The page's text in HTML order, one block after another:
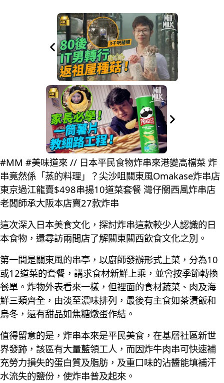
#MM #美味道來 // 日本平民食物炸串來港變高檔菜 炸
串竟然係「蒸的料理」？尖沙咀關東風Omakase炸串店
東京過江龍賣$498串揚10道菜套餐 灣仔關西風炸串店
老闆師承大阪本店賣27款炸串
這次深入日本美食文化，探討炸串這款較少人認識的日
本食物，還尋訪兩間店了解關東關西飲食文化之別。
第一間是關東風的串亭，以廚師發辦形式上菜，分為10
或12道菜的套餐，講求食材新鮮上乘，並會按季節轉換
餐單。炸物外表看來一樣，但裡面的食材蔬菜、肉及海
鮮三類齊全，由淡至濃味排列，最後有主食如茶漬飯和
烏冬，還有甜品如焦糖燉蛋作結。
值得留意的是，炸串本來是平民美食，在基層社區新世
界發跡，該區有大量藍領工人，而因炸牛肉串可快速補
充勞力損失的蛋白質及脂肪，及重口味的沾醬能填補汗
水流失的鹽份，使炸串普及起來。